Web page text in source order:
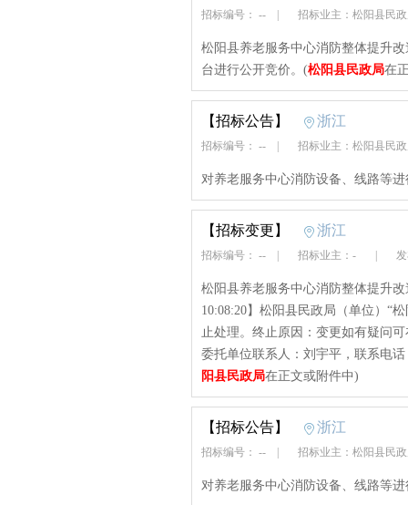
招标编号： -- 招标业主：松阳县民
松阳县养老服务中心消防整体提升
台进行公开竞价。(松阳县民政局在
【招标公告】 浙江
招标编号： -- 招标业主：松阳县民
对养老服务中心消防设备、线路等
【招标变更】 浙江
招标编号： -- 招标业主：- 发
松阳县养老服务中心消防整体提升
10:08:20】松阳县民政局（单位）“
止处理。终止原因：变更如有疑问
委托单位联系人：刘宇平，联系电
阳县民政局在正文或附件中)
【招标公告】 浙江
招标编号： -- 招标业主：松阳县民
对养老服务中心消防设备、线路等